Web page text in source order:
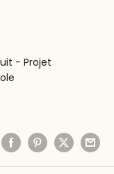
- Projet